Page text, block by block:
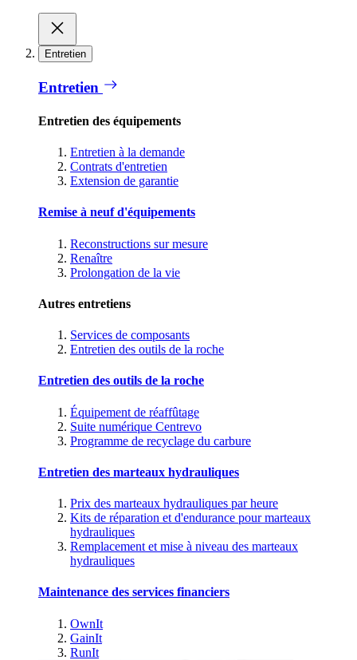
Entretien
Entretien
Entretien des équipements
Entretien à la demande
Contrats d'entretien
Extension de garantie
Remise à neuf d'équipements
Reconstructions sur mesure
Renaître
Prolongation de la vie
Autres entretiens
Services de composants
Entretien des outils de la roche
Entretien des outils de la roche
Équipement de réaffûtage
Suite numérique Centrevo
Programme de recyclage du carbure
Entretien des marteaux hydrauliques
Prix des marteaux hydrauliques par heure
Kits de réparation et d'endurance pour marteaux
hydrauliques
Remplacement et mise à niveau des marteaux
hydrauliques
Maintenance des services financiers
OwnIt
GainIt
RunIt